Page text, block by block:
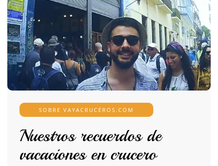
SOBRE VAYACRUCEROS.COM
Nuestros recuerdos de
vacaciones en crucero